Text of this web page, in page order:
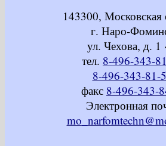
143300, Московская
г. Наро-
ул. Чехова, д. 1
тел. 8-496-343-
8-496-343-81-
факс 8-496-343-
Электронная